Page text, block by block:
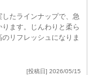
たラインナップで、急
ます。じんわりと柔ら
リフレッシュになりま
[投稿日] 2026/05/15